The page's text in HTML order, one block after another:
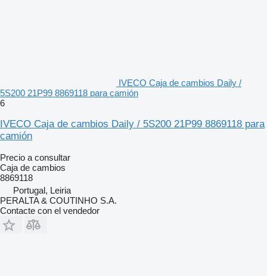
IVECO Caja de cambios Daily /
5S200 21P99 8869118 para camión
6
IVECO Caja de cambios Daily / 5S200 21P99 8869118 para
camión
Precio a consultar
Caja de cambios
8869118
Portugal, Leiria
PERALTA & COUTINHO S.A.
Contacte con el vendedor